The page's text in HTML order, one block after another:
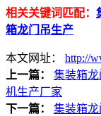
相关关键词匹配：
箱龙门吊生产
本文网址： http://
上一篇：
集装箱
机生产厂家
下一篇：
集装箱